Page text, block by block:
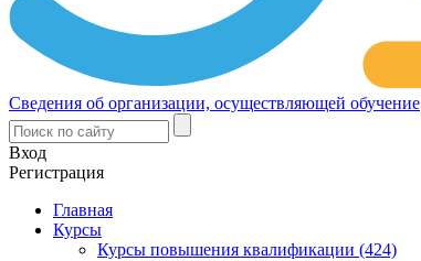
Сведения об организации, осуществляющей обучение
Вход
Регистрация
Главная
Курсы
Курсы повышения квалификации (424)